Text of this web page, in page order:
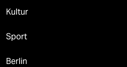
Kultur
Sport
Berlin